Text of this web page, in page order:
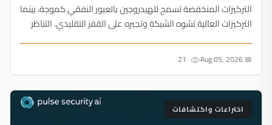
التركيزات المنخفضة تسمح للهيدروجين بالعبور النفقي كموجة، بينما
التركيزات العالية تشوه الشبكة وتجبره على القفز التقليدي. التناظر
📅 Aug 05, 2026
اختراعات واكتشافات